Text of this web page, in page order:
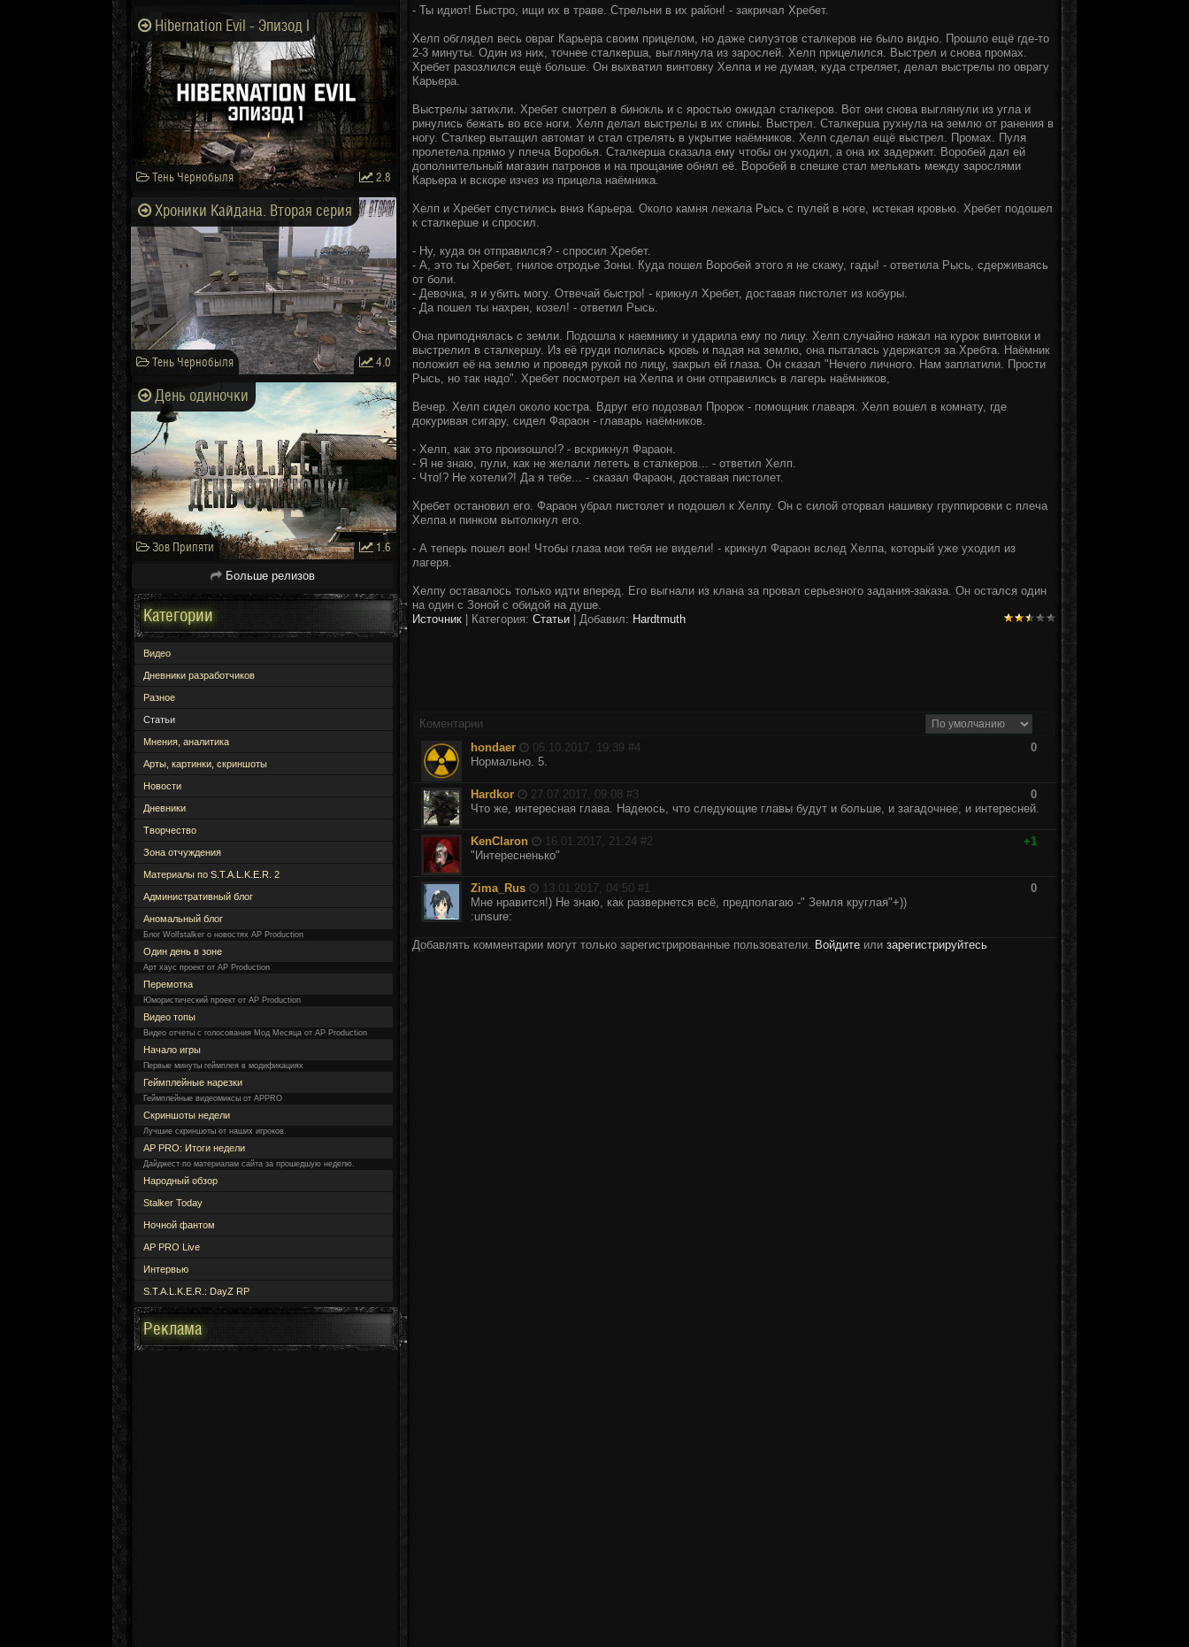
- Ты идиот! Быстро, ищи их в траве. Стрельни в их район! - закричал Хребет.
Хелп обглядел весь овраг Карьера своим прицелом, но даже силуэтов сталкеров не было видно. Прошло ещё где-то
2-3 минуты. Один из них, точнее сталкерша, выглянула из зарослей. Хелп прицелился. Выстрел и снова промах.
Хребет разозлился ещё больше. Он выхватил винтовку Хелпа и не думая, куда стреляет, делал выстрелы по оврагу
Карьера.
Выстрелы затихли. Хребет смотрел в бинокль и с яростью ожидал сталкеров. Вот они снова выглянули из угла и
ринулись бежать во все ноги. Хелп делал выстрелы в их спины. Выстрел. Сталкерша рухнула на землю от ранения в
ногу. Сталкер вытащил автомат и стал стрелять в укрытие наёмников. Хелп сделал ещё выстрел. Промах. Пуля
пролетела прямо у плеча Воробья. Сталкерша сказала ему чтобы он уходил, а она их задержит. Воробей дал ей
дополнительный магазин патронов и на прощание обнял её. Воробей в спешке стал мелькать между зарослями
Карьера и вскоре изчез из прицела наёмника.
Хелп и Хребет спустились вниз Карьера. Около камня лежала Рысь с пулей в ноге, истекая кровью. Хребет подошел
к сталкерше и спросил.
- Ну, куда он отправился? - спросил Хребет.
- А, это ты Хребет, гнилое отродье Зоны. Куда пошел Воробей этого я не скажу, гады! - ответила Рысь, сдерживаясь
от боли.
- Девочка, я и убить могу. Отвечай быстро! - крикнул Хребет, доставая пистолет из кобуры.
- Да пошел ты нахрен, козел! - ответил Рысь.
Она приподнялась с земли. Подошла к наемнику и ударила ему по лицу. Хелп случайно нажал на курок винтовки и
выстрелил в сталкершу. Из её груди полилась кровь и падая на землю, она пыталась удержатся за Хребта. Наёмник
положил её на землю и проведя рукой по лицу, закрыл ей глаза. Он сказал "Нечего личного. Нам заплатили. Прости
Рысь, но так надо". Хребет посмотрел на Хелпа и они отправились в лагерь наёмников,
Вечер. Хелп сидел около костра. Вдруг его подозвал Пророк - помощник главаря. Хелп вошел в комнату, где
докуривая сигару, сидел Фараон - главарь наёмников.
- Хелп, как это произошло!? - вскрикнул Фараон.
- Я не знаю, пули, как не желали лететь в сталкеров... - ответил Хелп.
- Что!? Не хотели?! Да я тебе... - сказал Фараон, доставая пистолет.
Хребет остановил его. Фараон убрал пистолет и подошел к Хелпу. Он с силой оторвал нашивку группировки с плеча
Хелпа и пинком вытолкнул его.
- А теперь пошел вон! Чтобы глаза мои тебя не видели! - крикнул Фараон вслед Хелпа, который уже уходил из
лагеря.
Хелпу оставалось только идти вперед. Его выгнали из клана за провал серьезного задания-заказа. Он остался один
на один с Зоной с обидой на душе.
Источник
Категория: Статьи | Добавил: Hardtmuth
Коментарии
hondaer
05.10.2017, 19:39 #4
0
Нормально. 5.
Hardkor 27.07.2017, 09:08 #3
0
Что же, интересная глава. Надеюсь, что следующие главы будут и больше, и загадочнее, и интересней.
KenClaron 16.01.2017, 21:24 #2
+1
"Интересненько"
Zima_Rus 13.01.2017, 04:50 #1
0
Мне нравится!) Не знаю, как развернется всё, предполагаю -" Земля круглая"+))
:unsure:
Добавлять комментарии могут только зарегистрированные пользователи. Войдите или зарегистрируйтесь
Hibernation Evil - Эпизод I
Тень Чернобыля 2.8
Хроники Кайдана. Вторая серия
Тень Чернобыля 4.0
День одиночки
Зов Припяти 1.6
Больше релизов
Категории
Видео
Дневники разработчиков
Разное
Статьи
Мнения, аналитика
Арты, картинки, скриншоты
Новости
Дневники
Творчество
Зона отчуждения
Материалы по S.T.A.L.K.E.R. 2
Административный блог
Аномальный блог
Блог Wolfstalker о новостях AP Production
Один день в зоне
Арт хаус проект от AP Production
Перемотка
Юмористический проект от AP Production
Видео топы
Видео отчеты с голосования Мод Месяца от AP Production
Начало игры
Первые минуты геймплея в модификациях
Геймплейные нарезки
Геймплейные видеомиксы от APPRO
Скриншоты недели
Лучшие скриншоты от наших игроков.
AP PRO: Итоги недели
Дайджест по материалам сайта за прошедшую неделю.
Народный обзор
Stalker Today
Ночной фантом
AP PRO Live
Интервью
S.T.A.L.K.E.R.: DayZ RP
Реклама